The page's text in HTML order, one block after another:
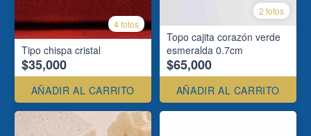
4 fotos
Tipo chispa cristal
$35,000
AÑADIR AL CARRITO
2 fotos
Topo cajita corazón verde
esmeralda 0.7cm
$65,000
AÑADIR AL CARRITO